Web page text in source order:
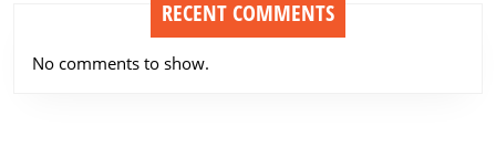
RECENT COMMENTS
No comments to show.